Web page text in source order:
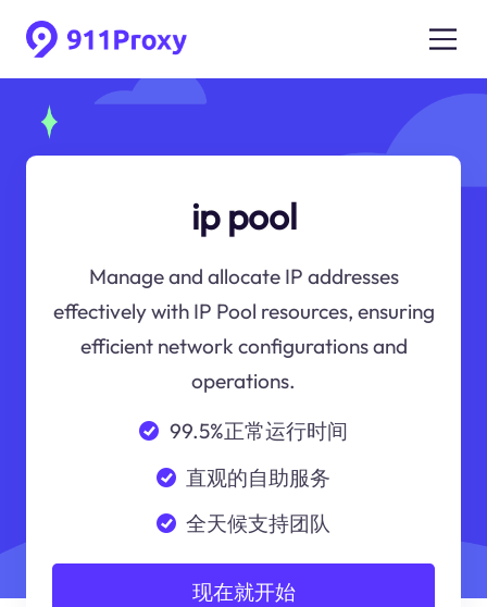
ip pool
Manage and allocate IP addresses
effectively with IP Pool resources, ensuring
efficient network configurations and
operations.
99.5%正常运行时间
直观的自助服务
全天候支持团队
现在就开始